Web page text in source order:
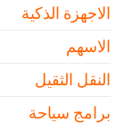
الاجهزة الذكية
الاسهم
النقل الثقيل
برامج سياحة